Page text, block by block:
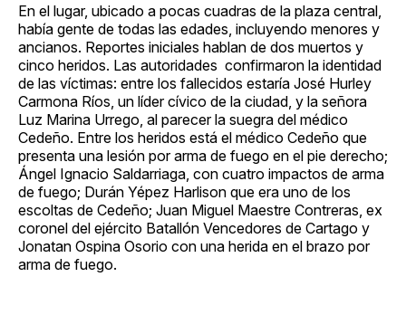
En el lugar, ubicado a pocas cuadras de la plaza central,
había gente de todas las edades, incluyendo menores y
ancianos. Reportes iniciales hablan de dos muertos y
cinco heridos. Las autoridades confirmaron la identidad
de las víctimas: entre los fallecidos estaría José Hurley
Carmona Ríos, un líder cívico de la ciudad, y la señora
Luz Marina Urrego, al parecer la suegra del médico
Cedeño. Entre los heridos está el médico Cedeño que
presenta una lesión por arma de fuego en el pie derecho;
Ángel Ignacio Saldarriaga, con cuatro impactos de arma
de fuego; Durán Yépez Harlison que era uno de los
escoltas de Cedeño; Juan Miguel Maestre Contreras, ex
coronel del ejército Batallón Vencedores de Cartago y
Jonatan Ospina Osorio con una herida en el brazo por
arma de fuego.